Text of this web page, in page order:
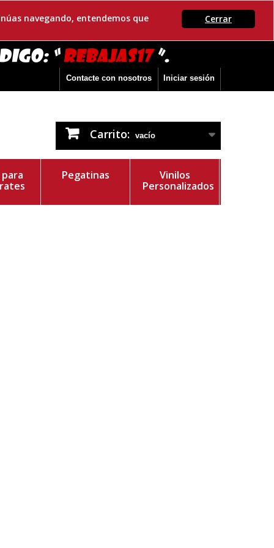
Cerrar
navegando, entendemos que
Iniciar sesión
Contacte con nosotros
Carrito: vacío
Pegatinas
Vinilos
Personalizados